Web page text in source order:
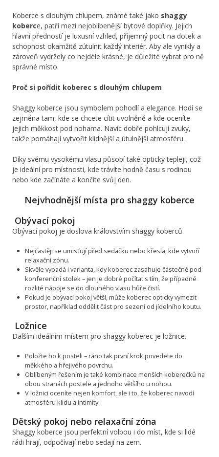
Koberce s dlouhým chlupem, známé také jako shaggy
koberce, patří mezi nejoblíbenější bytové doplňky. Jejich
hlavní předností je luxusní vzhled, příjemný pocit na dotek a
schopnost okamžitě zútulnit každý interiér. Aby ale vynikly a
zároveň vydržely co nejdéle krásné, je důležité vybrat pro ně
správné místo.
Proč si pořídit koberec s dlouhým chlupem
Shaggy koberce jsou symbolem pohodlí a elegance. Hodí se
zejména tam, kde se chcete cítit uvolněně a kde oceníte
jejich měkkost pod nohama. Navíc dobře pohlcují zvuky,
takže pomáhají vytvořit klidnější a útulnější atmosféru.
Díky svému vysokému vlasu působí také opticky tepleji, což
je ideální pro místnosti, kde trávíte hodně času s rodinou
nebo kde začínáte a končíte svůj den.
Nejvhodnější místa pro shaggy koberce
Obývací pokoj
Obývací pokoj je doslova královstvím shaggy koberců.
Nejčastěji se umisťují před sedačku nebo křesla, kde vytvoří
relaxační zónu.
Skvěle vypadá i varianta, kdy koberec zasahuje částečně pod
konferenční stolek – jen je dobré počítat s tím, že případné
rozlité nápoje se do dlouhého vlasu hůře čistí.
Pokud je obývací pokoj větší, může koberec opticky vymezit
prostor, například oddělit část pro sezení od jídelního koutu.
Ložnice
Dalším ideálním místem pro shaggy koberec je ložnice.
Položte ho k posteli – ráno tak první krok povedete do
měkkého a hřejivého povrchu.
Oblíbeným řešením je také kombinace menších koberečků na
obou stranách postele a jednoho většího u nohou.
V ložnici oceníte nejen komfort, ale i to, že koberec navodí
atmosféru klidu a intimity.
Dětský pokoj nebo relaxační zóna
Shaggy koberce jsou perfektní volbou i do míst, kde si lidé
rádi hrají, odpočívají nebo sedají na zem.